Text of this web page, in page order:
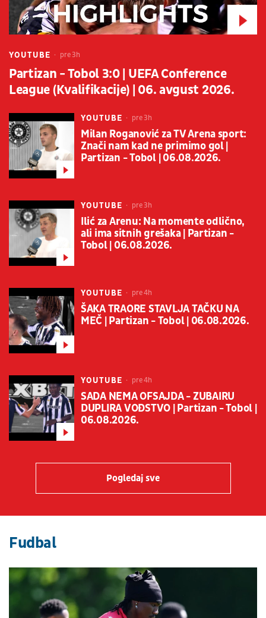
YOUTUBE pre 3h
Partizan - Tobol 3:0 | UEFA Conference
League (Kvalifikacije) | 06. avgust 2026.
YOUTUBE pre 3h
Milan Roganović za TV Arena sport:
Znači nam kad ne primimo gol |
Partizan - Tobol | 06.08.2026.
YOUTUBE pre 3h
Ilić za Arenu: Na momente odlično,
ali ima sitnih grešaka | Partizan -
Tobol | 06.08.2026.
YOUTUBE pre 4h
ŠAKA TRAORE STAVLJA TAČKU NA
MEČ | Partizan - Tobol | 06.08.2026.
YOUTUBE pre 4h
SADA NEMA OFSAJDA - ZUBAIRU
DUPLIRA VOĐSTVO | Partizan - Tobol |
06.08.2026.
Pogledaj sve
Fudbal